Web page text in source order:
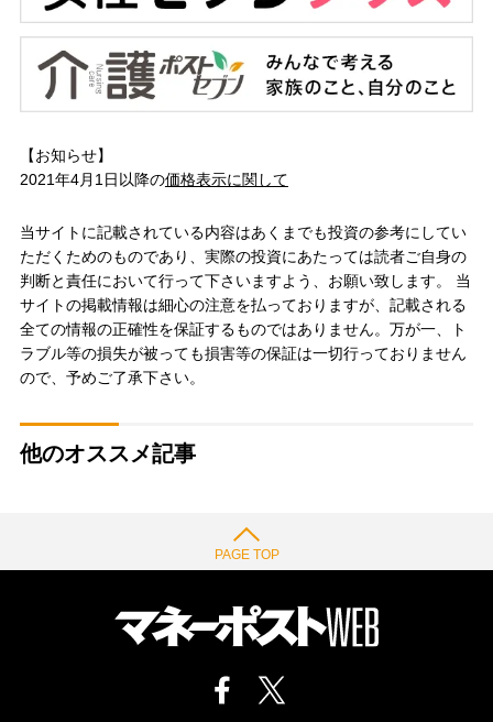
【お知らせ】
2021年4月1日以降の価格表示に関して
当サイトに記載されている内容はあくまでも投資の参考にしてい
ただくためのものであり、実際の投資にあたっては読者ご自身の
判断と責任において行って下さいますよう、お願い致します。 当
サイトの掲載情報は細心の注意を払っておりますが、記載される
全ての情報の正確性を保証するものではありません。万が一、ト
ラブル等の損失が被っても損害等の保証は一切行っておりません
ので、予めご了承下さい。
他のオススメ記事
PAGE TOP